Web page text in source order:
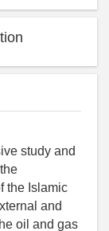
study and
the Islamic
and
oil and gas